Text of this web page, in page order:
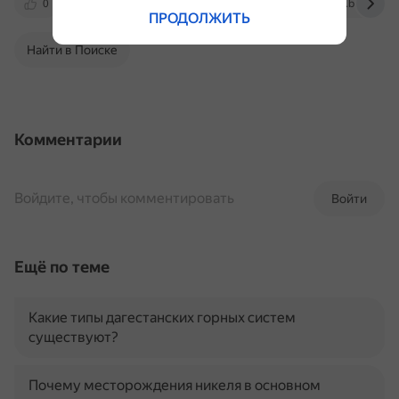
0
Найти в Поиске
Комментарии
Войти
Войдите, чтобы комментировать
Ещё по теме
Какие типы дагестанских горных систем
существуют?
Почему месторождения никеля в основном
ПРОДОЛЖИТЬ